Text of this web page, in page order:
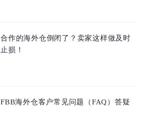
合作的海外仓倒闭了？卖家这样做及时
止损！
FBB海外仓客户常见问题（FAQ）答疑